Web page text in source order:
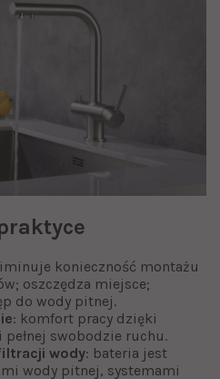
konieczność montażu
oszczędza miejsce;
do wody pitnej.
: komfort pracy dzięki
swobodzie ruchu.
wody: bateria jest
wody pitnej, systemami